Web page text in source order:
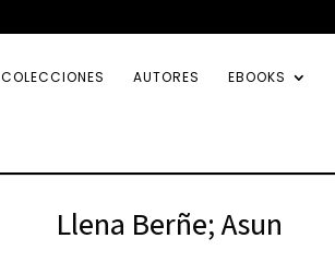
COLECCIONES AUTORES EBOOKS
Llena Berñe; Asun